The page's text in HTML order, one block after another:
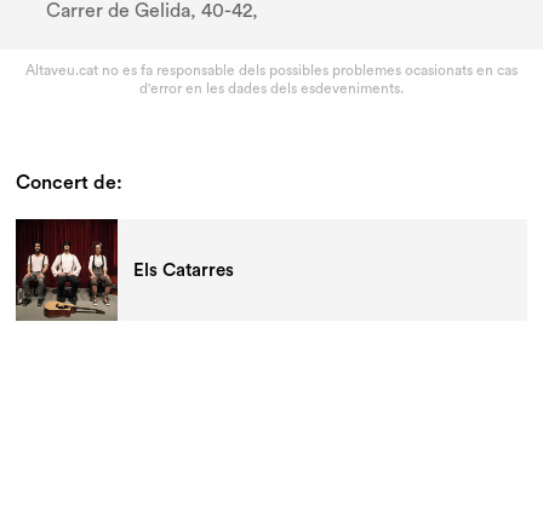
Carrer de Gelida, 40-42,
Altaveu.cat no es fa responsable dels possibles problemes ocasionats en cas
d'error en les dades dels esdeveniments.
Concert de:
Els Catarres